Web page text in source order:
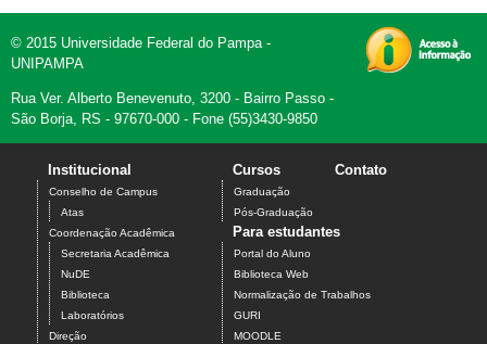
© 2015 Universidade Federal do Pampa -
UNIPAMPA
Rua Ver. Alberto Benevenuto, 3200 - Bairro Passo -
São Borja, RS - 97670-000 - Fone (55)3430-9850
Institucional
Conselho de Campus
Atas
Coordenação Acadêmica
Secretaria Acadêmica
NuDE
Biblioteca
Laboratórios
Direção
Cursos
Graduação
Pós-Graduação
Contato
Para estudantes
Portal do Aluno
Biblioteca Web
Normalização de Trabalhos
GURI
MOODLE